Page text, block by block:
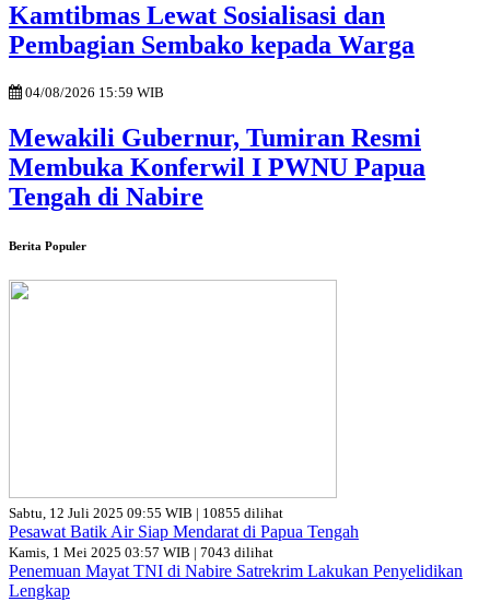
Kamtibmas Lewat Sosialisasi dan
Pembagian Sembako kepada Warga
04/08/2026 15:59 WIB
Mewakili Gubernur, Tumiran Resmi
Membuka Konferwil I PWNU Papua
Tengah di Nabire
Berita Populer
Sabtu, 12 Juli 2025 09:55 WIB | 10855 dilihat
Pesawat Batik Air Siap Mendarat di Papua Tengah
Kamis, 1 Mei 2025 03:57 WIB | 7043 dilihat
Penemuan Mayat TNI di Nabire Satrekrim Lakukan Penyelidikan
Lengkap